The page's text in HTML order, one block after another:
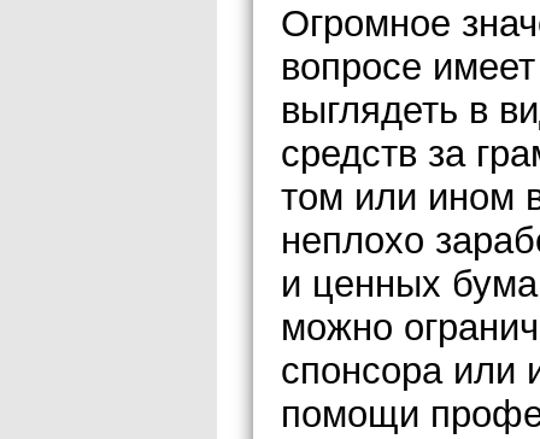
Огромное
вопросе
выглядеть в
средств за
том или ином
неплохо
и ценных
можно
спонсора или
помощи